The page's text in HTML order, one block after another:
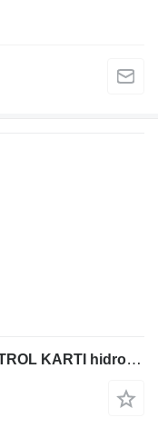
Caterpillar SBS120 İÇİN SOL KONTROL KARTI hidrolik valf plakası